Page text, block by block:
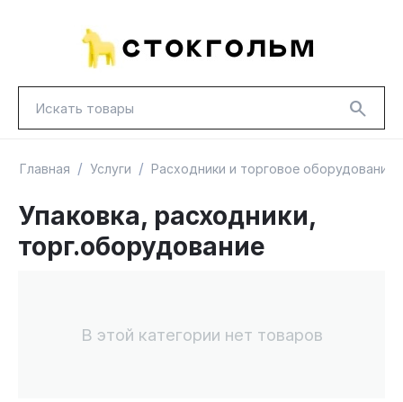
НОВИНКИ
Главная / Услуги / Расходники и торговое оборудование
Упаковка, расходники,
торг.оборудование
В этой категории нет товаров